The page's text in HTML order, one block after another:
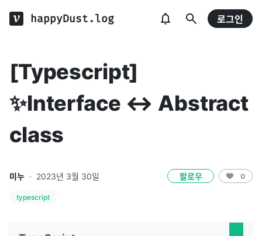
happyDust.log 로그인
[Typescript]
✨Interface ↔ Abstract
class
미누 · 2023년 3월 30일 팔로우 0
typescript